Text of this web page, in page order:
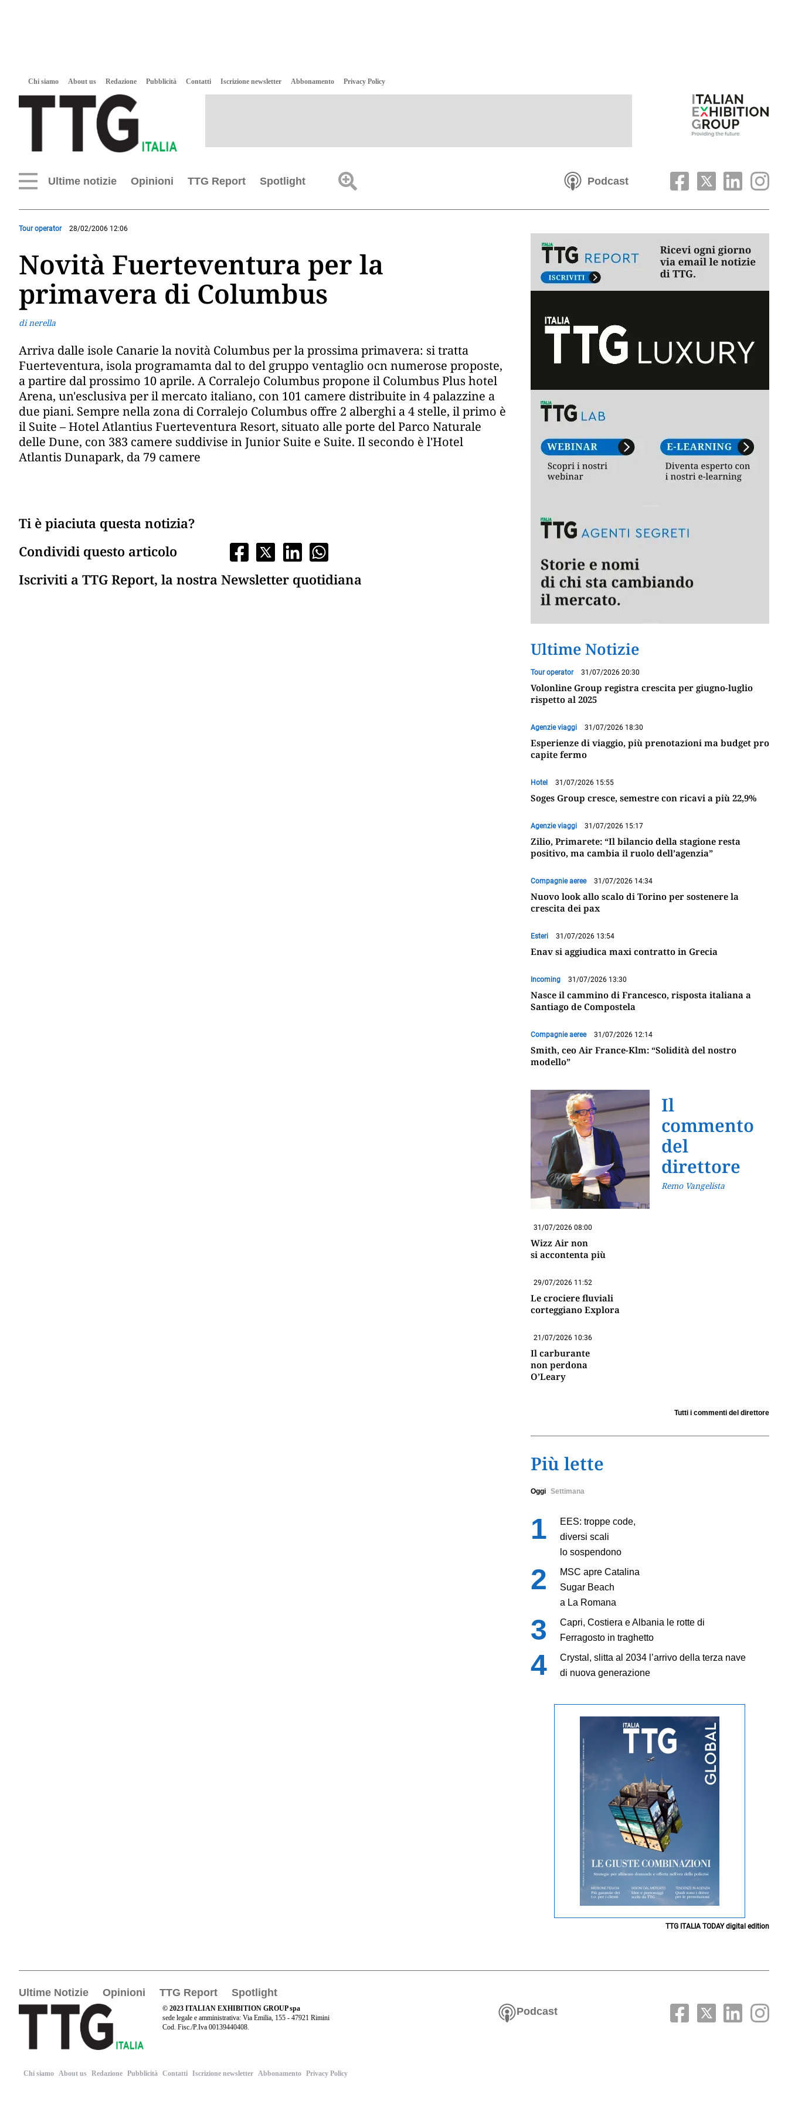
Chi siamo About us Redazione Pubblicità Contatti Iscrizione newsletter Abbonamento Privacy Policy
Ultime notizie Opinioni TTG Report Spotlight Podcast
Tour operator 28/02/2006 12:06
Novità Fuerteventura per la
primavera di Columbus
di nerella
Arriva dalle isole Canarie la novità Columbus per la prossima primavera: si tratta
Fuerteventura, isola programamta dal to del gruppo ventaglio ocn numerose proposte,
a partire dal prossimo 10 aprile. A Corralejo Columbus propone il Columbus Plus hotel
Arena, un'esclusiva per il mercato italiano, con 101 camere distribuite in 4 palazzine a
due piani. Sempre nella zona di Corralejo Columbus offre 2 alberghi a 4 stelle, il primo è
il Suite – Hotel Atlantius Fuerteventura Resort, situato alle porte del Parco Naturale
delle Dune, con 383 camere suddivise in Junior Suite e Suite. Il secondo è l'Hotel
Atlantis Dunapark, da 79 camere
Ti è piaciuta questa notizia?
Condividi questo articolo
Iscriviti a TTG Report, la nostra Newsletter quotidiana
Ultime Notizie
Tour operator 31/07/2026 20:30
Volonline Group registra crescita per giugno-luglio
rispetto al 2025
Agenzie viaggi 31/07/2026 18:30
Esperienze di viaggio, più prenotazioni ma budget pro
capite fermo
Hotel 31/07/2026 15:55
Soges Group cresce, semestre con ricavi a più 22,9%
Agenzie viaggi 31/07/2026 15:17
Zilio, Primarete: “Il bilancio della stagione resta
positivo, ma cambia il ruolo dell’agenzia”
Compagnie aeree 31/07/2026 14:34
Nuovo look allo scalo di Torino per sostenere la
crescita dei pax
Esteri 31/07/2026 13:54
Enav si aggiudica maxi contratto in Grecia
Incoming 31/07/2026 13:30
Nasce il cammino di Francesco, risposta italiana a
Santiago de Compostela
Compagnie aeree 31/07/2026 12:14
Smith, ceo Air France-Klm: “Solidità del nostro
modello”
Il
commento
del
direttore
Remo Vangelista
31/07/2026 08:00
Wizz Air non
si accontenta più
29/07/2026 11:52
Le crociere fluviali
corteggiano Explora
21/07/2026 10:36
Il carburante
non perdona
O’Leary
Tutti i commenti del direttore
Più lette
Oggi Settimana
EES: troppe code,
diversi scali
lo sospendono
MSC apre Catalina
Sugar Beach
a La Romana
Capri, Costiera e Albania le rotte di
Ferragosto in traghetto
Crystal, slitta al 2034 l’arrivo della terza nave
di nuova generazione
TTG ITALIA TODAY digital edition
Ultime Notizie Opinioni TTG Report Spotlight
© 2023 ITALIAN EXHIBITION GROUP spa
sede legale e amministrativa: Via Emilia, 155 - 47921 Rimini
Cod. Fisc./P.Iva 00139440408.
Podcast
Chi siamo About us Redazione Pubblicità Contatti Iscrizione newsletter Abbonamento Privacy Policy